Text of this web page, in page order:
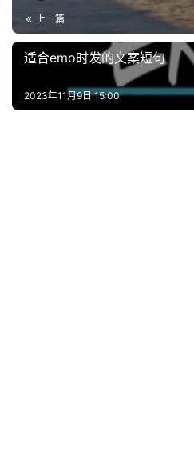
上一篇
适合emo时发的文案短句
2023年11月9日 15:00